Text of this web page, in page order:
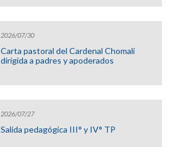
2026/07/30
Carta pastoral del Cardenal Chomali
dirigida a padres y apoderados
2026/07/27
Salida pedagógica III° y IV° TP